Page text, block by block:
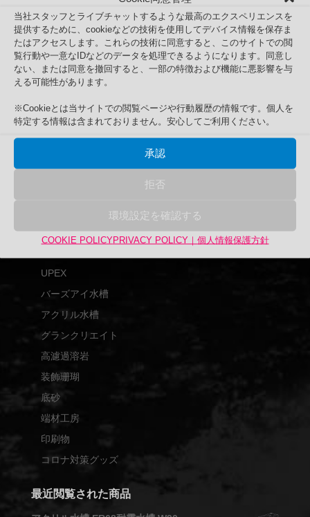
当社スタッフとライブチャットするような最高のエクスペリエンスを
提供するために、cookieなどの技術を使用してデバイス情報を保存ま
たはアクセスします。これらの技術に同意すると、このサイトでの閲
覧行動や一意なIDなどのデータを処理できるようになります。同意し
ない、または同意を撤回すると、一部の特徴および機能に悪影響を与
える可能性があります。
※Cookieとは当サイトでの閲覧ページや行動履歴の情報です。個人を
特定する情報は含まれておりません。安心してご利用ください。
承認
拒否
環境設定を確認する
COOKIE POLICYPRIVACY POLICY｜個人情報保護方針
アップサイクル品
UPEX
バーズアイ水槽
アクリル水槽
グランクリエイト
高濾過溶岩
装飾珊瑚
底砂
端材工房
印刷物
コロナ対策グッズ
最近閲覧された商品